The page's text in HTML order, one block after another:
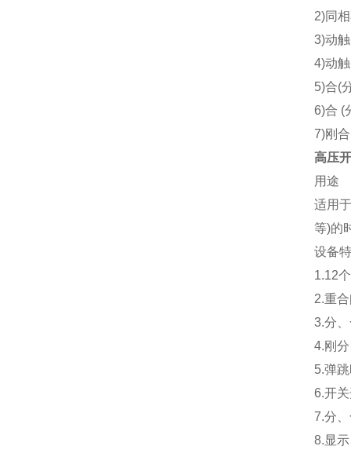
2)同
3)动
4)动
5)合(
6)合 (
7)刚合
高压
用途
适用
等)的
设备
1.12
2.重
3.分
4.刚
5.弹
6.开
7.分
8.显